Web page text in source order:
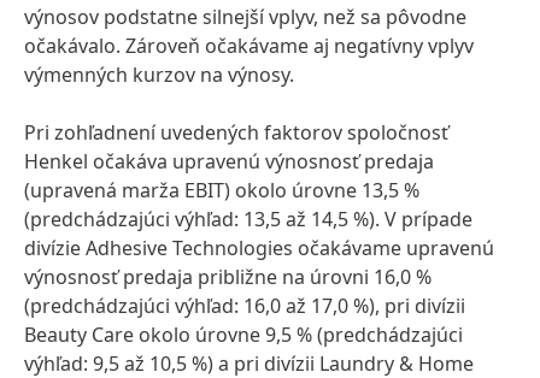
výnosov podstatne silnejší vplyv, než sa pôvodne
očakávalo. Zároveň očakávame aj negatívny vplyv
výmenných kurzov na výnosy.
Pri zohľadnení uvedených faktorov spoločnosť
Henkel očakáva upravenú výnosnosť predaja
(upravená marža EBIT) okolo úrovne 13,5 %
(predchádzajúci výhľad: 13,5 až 14,5 %). V prípade
divízie Adhesive Technologies očakávame upravenú
výnosnosť predaja približne na úrovni 16,0 %
(predchádzajúci výhľad: 16,0 až 17,0 %), pri divízii
Beauty Care okolo úrovne 9,5 %(predchádzajúci
výhľad: 9,5 až 10,5 %) a pri divízii Laundry & Home